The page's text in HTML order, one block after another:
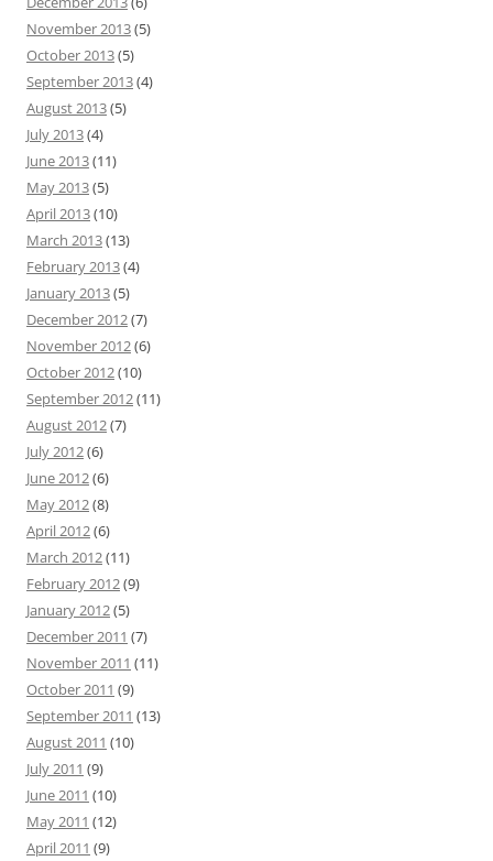
November 2013(5)
October 2013(5)
September 2013(4)
August 2013(5)
July 2013(4)
June 2013(11)
May 2013(5)
April 2013(10)
March 2013(13)
February 2013(4)
January 2013(5)
December 2012(7)
November 2012(6)
October 2012(10)
September 2012(11)
August 2012(7)
July 2012(6)
June 2012(6)
May 2012(8)
April 2012(6)
March 2012(11)
February 2012(9)
January 2012(5)
December 2011 (7)
November 2011 (11)
October 2011 (9)
September 2011 (13)
August 2011 (10)
July 2011 (9)
June 2011 (10)
May 2011 (12)
April 2011 (9)